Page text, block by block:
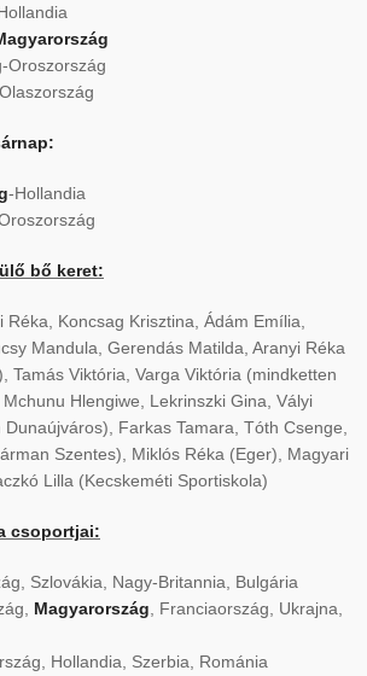
Oroszország
-Hollandia
bő keret:
Réka, Koncsag Krisztina, Ádám Emília,
Mandula, Gerendás Matilda, Aranyi Réka
Tamás Viktória, Varga Viktória (mindketten
Hlengiwe, Lekrinszki Gina, Vályi
Farkas Tamara, Tóth Csenge,
Szentes), Miklós Réka (Eger), Magyari
Lilla (Kecskeméti Sportiskola)
csoportjai:
Szlovákia, Nagy-Britannia, Bulgária
Magyarország , Franciaország, Ukrajna,
Hollandia, Szerbia, Románia